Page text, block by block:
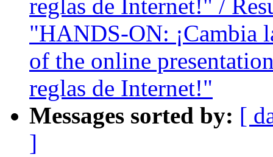
reglas de Internet!" /
"HANDS-ON: ¡Cambia
of the online
reglas de Internet!"
Messages sorted by: [
]